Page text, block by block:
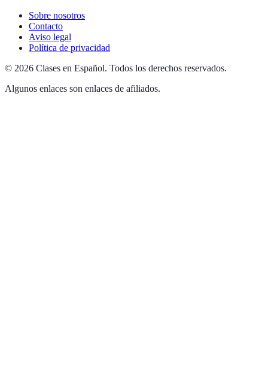
Sobre nosotros
Contacto
Aviso legal
Política de privacidad
© 2026 Clases en Español. Todos los derechos reservados.
Algunos enlaces son enlaces de afiliados.